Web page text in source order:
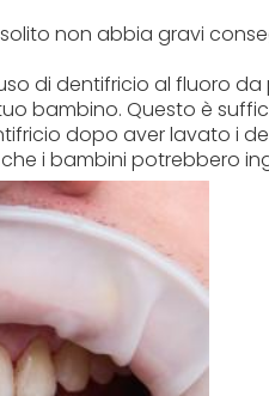
non abbia gravi
di dentifricio al fluoro
bambino. Questo è
dopo aver lavato i
i bambini potrebbero